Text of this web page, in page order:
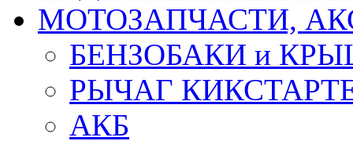
МОТОЗАПЧАСТИ,
БЕНЗОБАКИ и
РЫЧАГ
АКБ